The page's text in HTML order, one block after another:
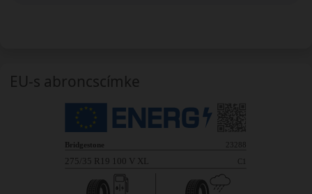
EU-s abroncscímke